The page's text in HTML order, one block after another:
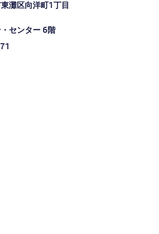
灘区向洋町1丁目
センター 6階